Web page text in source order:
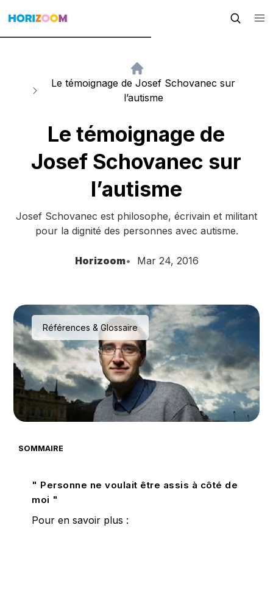
Le témoignage de Josef Schovanec sur
l’autisme
Le témoignage de
Josef Schovanec sur
l’autisme
Josef Schovanec est philosophe, écrivain et militant
pour la dignité des personnes avec autisme.
Horizoom Mar 24, 2016
Références & Glossaire
SOMMAIRE
" Personne ne voulait être assis à côté de
moi "
Pour en savoir plus :